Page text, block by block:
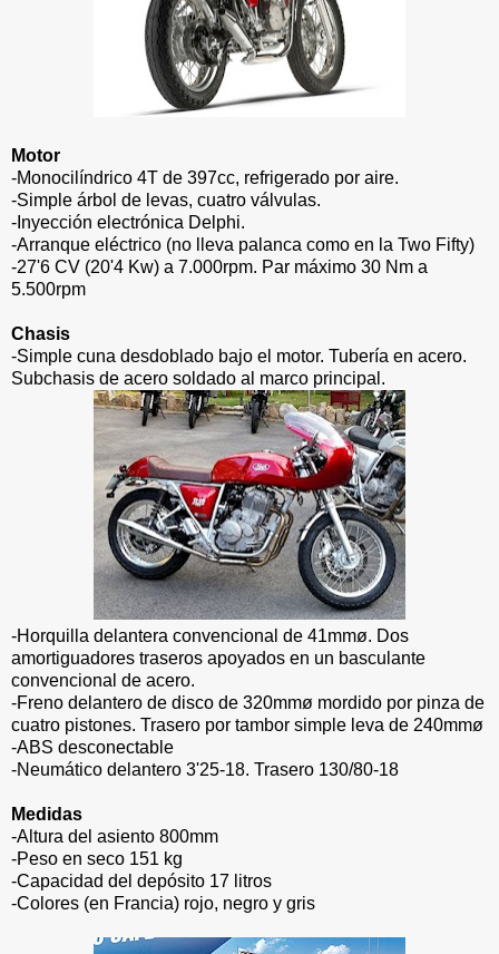
Motor
-Monocilíndrico 4T de 397cc, refrigerado por aire.
-Simple árbol de levas, cuatro válvulas.
-Inyección electrónica Delphi.
-Arranque eléctrico (no lleva palanca como en la Two Fifty)
-27'6 CV (20'4 Kw) a 7.000rpm. Par máximo 30 Nm a
5.500rpm
Chasis
-Simple cuna desdoblado bajo el motor. Tubería en acero.
Subchasis de acero soldado al marco principal.
-Horquilla delantera convencional de 41mmø. Dos
amortiguadores traseros apoyados en un basculante
convencional de acero.
-Freno delantero de disco de 320mmø mordido por pinza de
cuatro pistones. Trasero por tambor simple leva de 240mmø
-ABS desconectable
-Neumático delantero 3'25-18. Trasero 130/80-18
Medidas
-Altura del asiento 800mm
-Peso en seco 151 kg
-Capacidad del depósito 17 litros
-Colores (en Francia) rojo, negro y gris